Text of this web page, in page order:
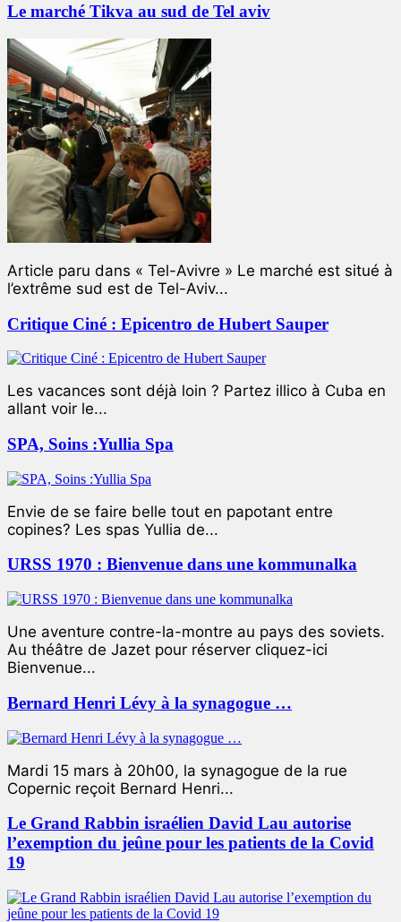
Le marché Tikva au sud de Tel aviv
Article paru dans « Tel-Avivre » Le marché est situé à
l’extrême sud est de Tel-Aviv...
Critique Ciné : Epicentro de Hubert Sauper
Les vacances sont déjà loin ? Partez illico à Cuba en
allant voir le...
SPA, Soins :Yullia Spa
Envie de se faire belle tout en papotant entre
copines? Les spas Yullia de...
URSS 1970 : Bienvenue dans une kommunalka
Une aventure contre-la-montre au pays des soviets.
Au théâtre de Jazet pour réserver cliquez-ici
Bienvenue...
Bernard Henri Lévy à la synagogue …
Mardi 15 mars à 20h00, la synagogue de la rue
Copernic reçoit Bernard Henri...
Le Grand Rabbin israélien David Lau autorise
l’exemption du jeûne pour les patients de la Covid
19